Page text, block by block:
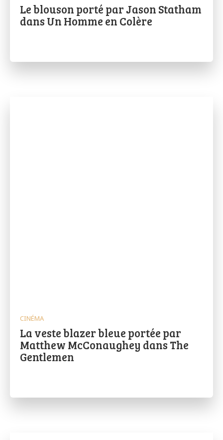
Le blouson porté par Jason Statham
dans Un Homme en Colère
CINÉMA
La veste blazer bleue portée par
Matthew McConaughey dans The
Gentlemen